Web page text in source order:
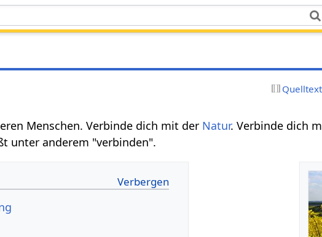
Menschen. Verbinde dich mit der Natur. Verbinde dich
unter anderem "verbinden".